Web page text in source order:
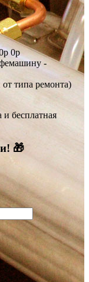
0р
-
типа ремонта)
и бесплатная
🎁